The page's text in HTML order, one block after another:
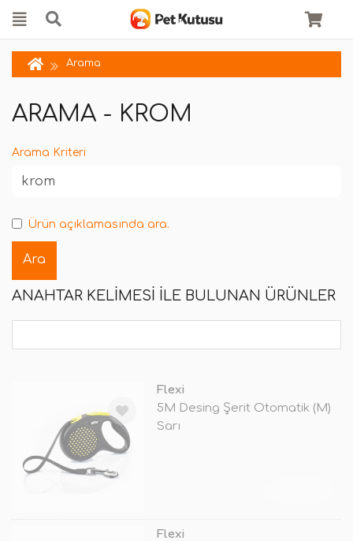
Arama
ARAMA - KROM
Arama Kriteri
Ürün açıklamasında ara.
ANAHTAR KELIMESI ILE BULUNAN ÜRÜNLER
Flexi
5M Desing Şerit Otomatik (M)
Sarı
Flexi